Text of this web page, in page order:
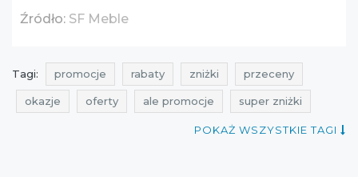
Źródło: SF Meble
Tagi: promocje rabaty zniżki przeceny
okazje oferty ale promocje super zniżki
POKAŻ WSZYSTKIE TAGI